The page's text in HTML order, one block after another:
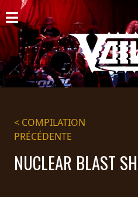
ACCUEIL
NOUVELLES
CONCERTS
DISCOGRAPHIE
GALERIE
BIO
< COMPILATION
PRÉCÉDENTE
NUCLEAR BLAST